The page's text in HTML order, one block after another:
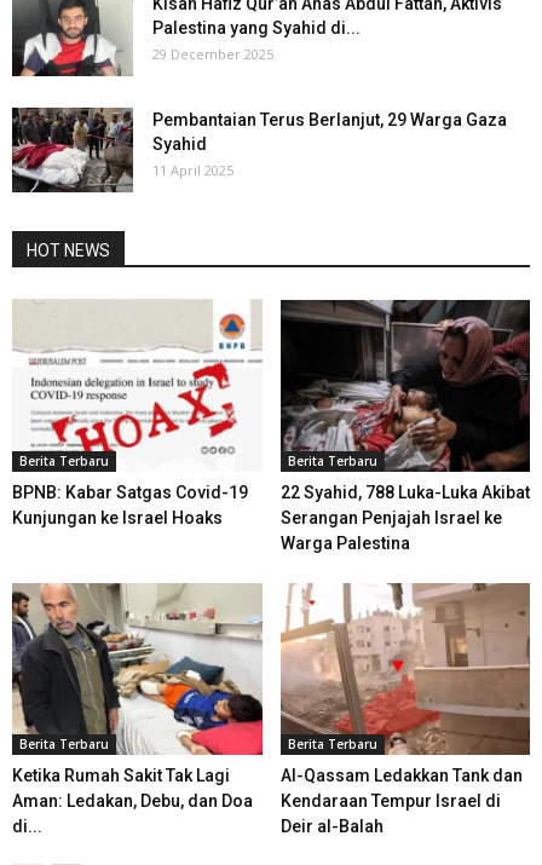
Kisah Hafiz Qur’an Anas Abdul Fattah, Aktivis
Palestina yang Syahid di...
29 December 2025
Pembantaian Terus Berlanjut, 29 Warga Gaza
Syahid
11 April 2025
HOT NEWS
Berita Terbaru
BPNB: Kabar Satgas Covid-19
Kunjungan ke Israel Hoaks
Berita Terbaru
22 Syahid, 788 Luka-Luka Akibat
Serangan Penjajah Israel ke
Warga Palestina
Berita Terbaru
Ketika Rumah Sakit Tak Lagi
Aman: Ledakan, Debu, dan Doa
di...
Berita Terbaru
Al-Qassam Ledakkan Tank dan
Kendaraan Tempur Israel di
Deir al-Balah